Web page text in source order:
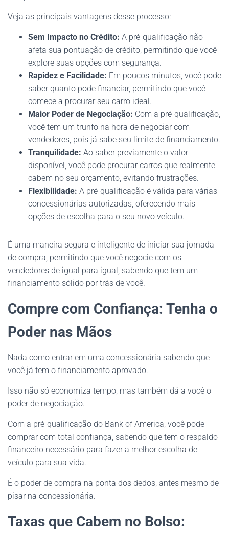
Veja as principais vantagens desse processo:
Sem Impacto no Crédito: A pré-qualificação não
afeta sua pontuação de crédito, permitindo que você
explore suas opções com segurança.
Rapidez e Facilidade: Em poucos minutos, você pode
saber quanto pode financiar, permitindo que você
comece a procurar seu carro ideal.
Maior Poder de Negociação: Com a pré-qualificação,
você tem um trunfo na hora de negociar com
vendedores, pois já sabe seu limite de financiamento.
Tranquilidade: Ao saber previamente o valor
disponível, você pode procurar carros que realmente
cabem no seu orçamento, evitando frustrações.
Flexibilidade: A pré-qualificação é válida para várias
concessionárias autorizadas, oferecendo mais
opções de escolha para o seu novo veículo.
É uma maneira segura e inteligente de iniciar sua jornada
de compra, permitindo que você negocie com os
vendedores de igual para igual, sabendo que tem um
financiamento sólido por trás de você.
Compre com Confiança: Tenha o
Poder nas Mãos
Nada como entrar em uma concessionária sabendo que
você já tem o financiamento aprovado.
Isso não só economiza tempo, mas também dá a você o
poder de negociação.
Com a pré-qualificação do Bank of America, você pode
comprar com total confiança, sabendo que tem o respaldo
financeiro necessário para fazer a melhor escolha de
veículo para sua vida.
É o poder de compra na ponta dos dedos, antes mesmo de
pisar na concessionária.
Taxas que Cabem no Bolso: